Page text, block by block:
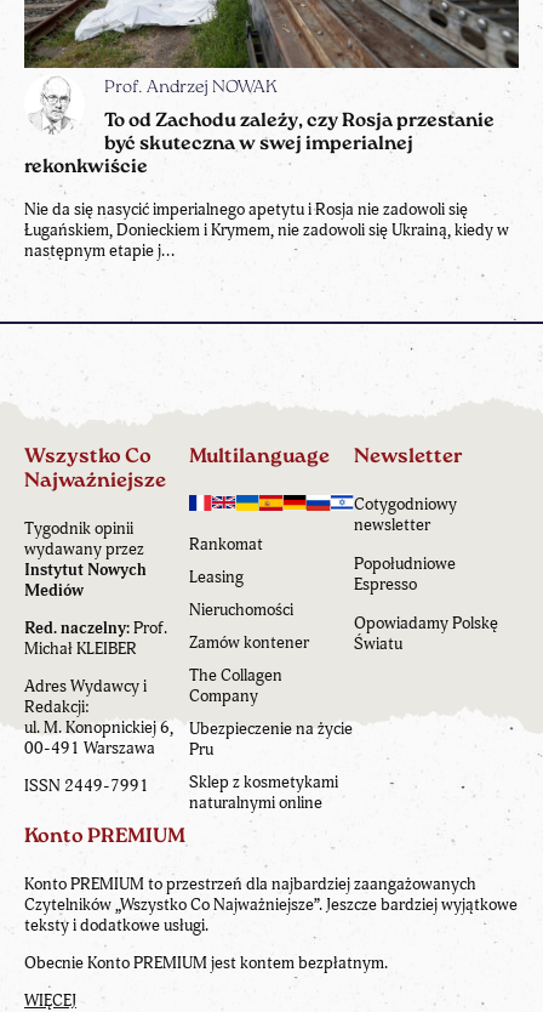
Prof. Andrzej NOWAK
To od Zachodu zależy, czy Rosja przestanie
być skuteczna w swej imperialnej
rekonkwiście
Nie da się nasycić imperialnego apetytu i Rosja nie zadowoli się
Ługańskiem, Donieckiem i Krymem, nie zadowoli się Ukrainą, kiedy w
następnym etapie j...
Wszystko Co
Najważniejsze
Tygodnik opinii
wydawany przez
Instytut Nowych
Mediów
Red. naczelny:Prof.
Michał KLEIBER
Adres Wydawcy i
Redakcji:
ul. M. Konopnickiej 6,
00-491 Warszawa
ISSN 2449-7991
Multilanguage
Rankomat
Leasing
Nieruchomości
Zamów kontener
The Collagen
Company
Ubezpieczenie na życie
Pru
Sklep z kosmetykami
naturalnymi online
Newsletter
Cotygodniowy
newsletter
Popołudniowe
Espresso
Opowiadamy Polskę
Światu
Konto PREMIUM
Konto PREMIUM to przestrzeń dla najbardziej zaangażowanych
Czytelników „Wszystko Co Najważniejsze”. Jeszcze bardziej wyjątkowe
teksty i dodatkowe usługi.
Obecnie Konto PREMIUM jest kontem bezpłatnym.
WIĘCEJ